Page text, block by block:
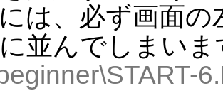
は、必ず画面
並んでしまい